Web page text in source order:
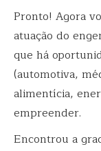
Pronto! Agora
atuação do
que há
(automotiva,
alimentícia,
empreender.
Encontrou a